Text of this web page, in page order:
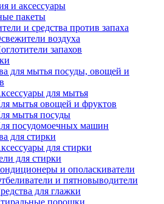
и аксессуары
пакеты
и средства против запаха
воздуха
запахов
для мытья посуды, овощей и
для мытья
мытья овощей и фруктов
мытья посуды
посудомоечных машин
для стирки
для стирки
для стирки
и ополаскиватели
и пятновыводители
для глажки
порошки